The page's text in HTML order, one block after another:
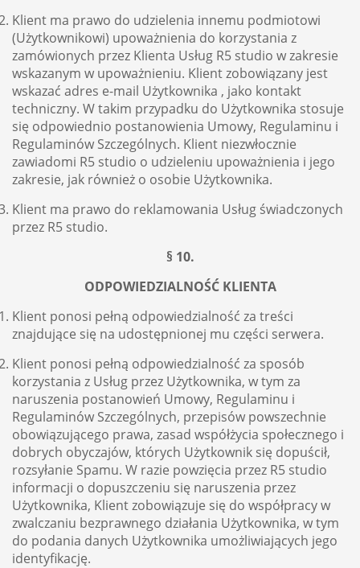
Klient ma prawo do udzielenia innemu podmiotowi
(Użytkownikowi) upoważnienia do korzystania z
zamówionych przez Klienta Usług R5 studio w zakresie
wskazanym w upoważnieniu. Klient zobowiązany jest
wskazać adres e-mail Użytkownika , jako kontakt
techniczny. W takim przypadku do Użytkownika stosuje
się odpowiednio postanowienia Umowy, Regulaminu i
Regulaminów Szczególnych. Klient niezwłocznie
zawiadomi R5 studio o udzieleniu upoważnienia i jego
zakresie, jak również o osobie Użytkownika.
Klient ma prawo do reklamowania Usług świadczonych
przez R5 studio.
§ 10.
ODPOWIEDZIALNOŚĆ KLIENTA
Klient ponosi pełną odpowiedzialność za treści
znajdujące się na udostępnionej mu części serwera.
Klient ponosi pełną odpowiedzialność za sposób
korzystania z Usług przez Użytkownika, w tym za
naruszenia postanowień Umowy, Regulaminu i
Regulaminów Szczególnych, przepisów powszechnie
obowiązującego prawa, zasad współżycia społecznego i
dobrych obyczajów, których Użytkownik się dopuścił,
rozsyłanie Spamu. W razie powzięcia przez R5 studio
informacji o dopuszczeniu się naruszenia przez
Użytkownika, Klient zobowiązuje się do współpracy w
zwalczaniu bezprawnego działania Użytkownika, w tym
do podania danych Użytkownika umożliwiających jego
identyfikację.